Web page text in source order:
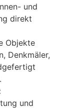
und
direkt
Objekte
Denkmäler,
und